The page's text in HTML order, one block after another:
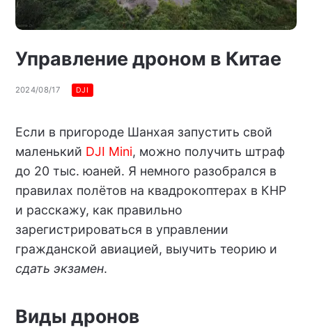
Управление дроном в Китае
2024/08/17 DJI
Если в пригороде Шанхая запустить свой
маленький DJI Mini, можно получить штраф
до 20 тыс. юаней. Я немного разобрался в
правилах полётов на квадрокоптерах в КНР
и расскажу, как правильно
зарегистрироваться в управлении
гражданской авиацией, выучить теорию и
сдать экзамен.
Виды дронов